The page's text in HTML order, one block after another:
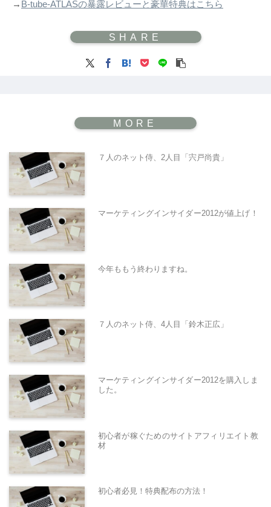
→ B-tube-ATLASの暴露レビューと豪華特典はこちら
７人のネット侍、2人目「宍戸尚貴」
マーケティングインサイダー2012が値上げ！
今年ももう終わりますね。
７人のネット侍、4人目「鈴木正広」
マーケティングインサイダー2012を購入しま
した。
初心者が稼ぐためのサイトアフィリエイト教
材
初心者必見！特典配布の方法！